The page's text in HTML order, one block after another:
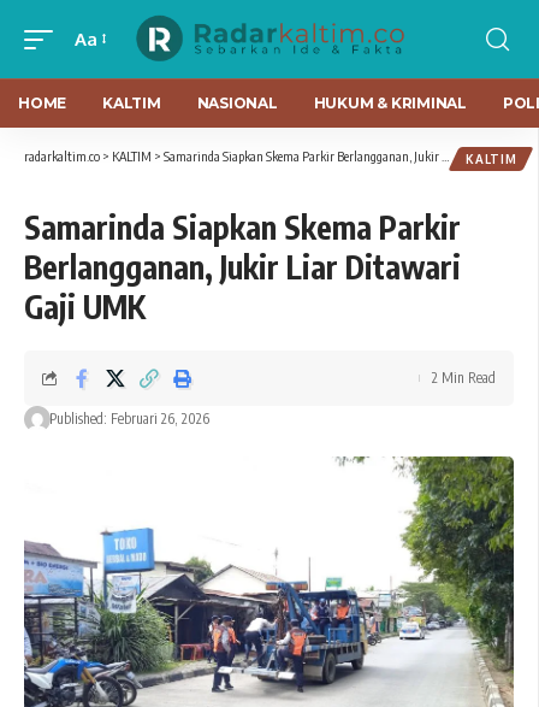
Aa
HOME KALTIM NASIONAL HUKUM & KRIMINAL
radarkaltim.co > KALTIM > Samarinda Siapkan Skema Parkir Berlangganan, Jukir Liar Ditawari Gaji UMK KALTIM
Samarinda Siapkan Skema Parkir
Berlangganan, Jukir Liar Ditawari
Gaji UMK
Published: Februari 26, 2026
2 Min Read